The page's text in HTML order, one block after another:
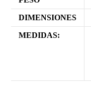
DIMENSIONES
MEDIDAS: